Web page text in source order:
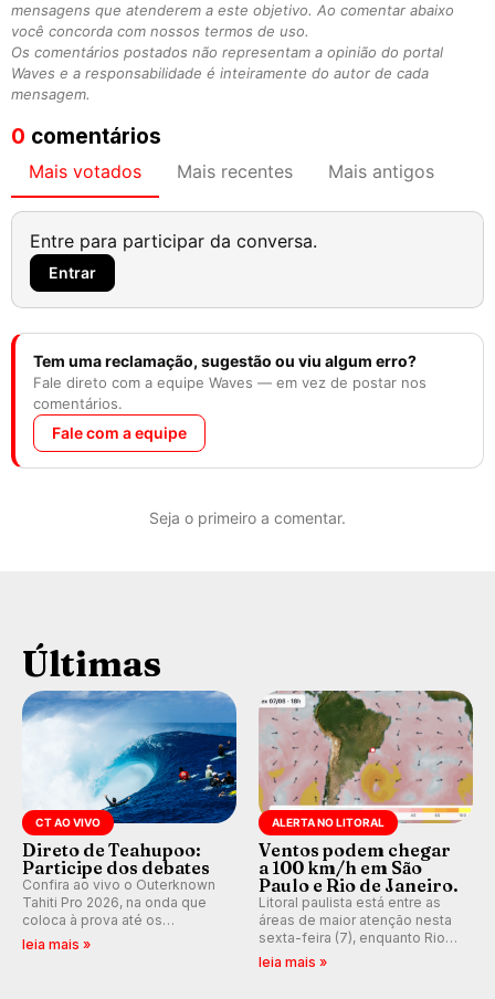
mensagens que atenderem a este objetivo. Ao comentar abaixo
você concorda com nossos termos de uso.
Os comentários postados não representam a opinião do portal
Waves e a responsabilidade é inteiramente do autor de cada
mensagem.
0 comentários
Mais votados Mais recentes Mais antigos
Entre para participar da conversa.
Entrar
Tem uma reclamação, sugestão ou viu algum erro?
Fale direto com a equipe Waves — em vez de postar nos
comentários.
Fale com a equipe
Seja o primeiro a comentar.
Últimas
CT AO VIVO
Direto de Teahupoo:
Participe dos debates
Confira ao vivo o Outerknown
Tahiti Pro 2026, na onda que
coloca à prova até os
melhores surfistas do mundo.
leia mais »
ALERTA NO LITORAL
Ventos podem chegar
a 100 km/h em São
Paulo e Rio de Janeiro.
Litoral paulista está entre as
áreas de maior atenção nesta
sexta-feira (7), enquanto Rio
de Janeiro também recebe
leia mais »